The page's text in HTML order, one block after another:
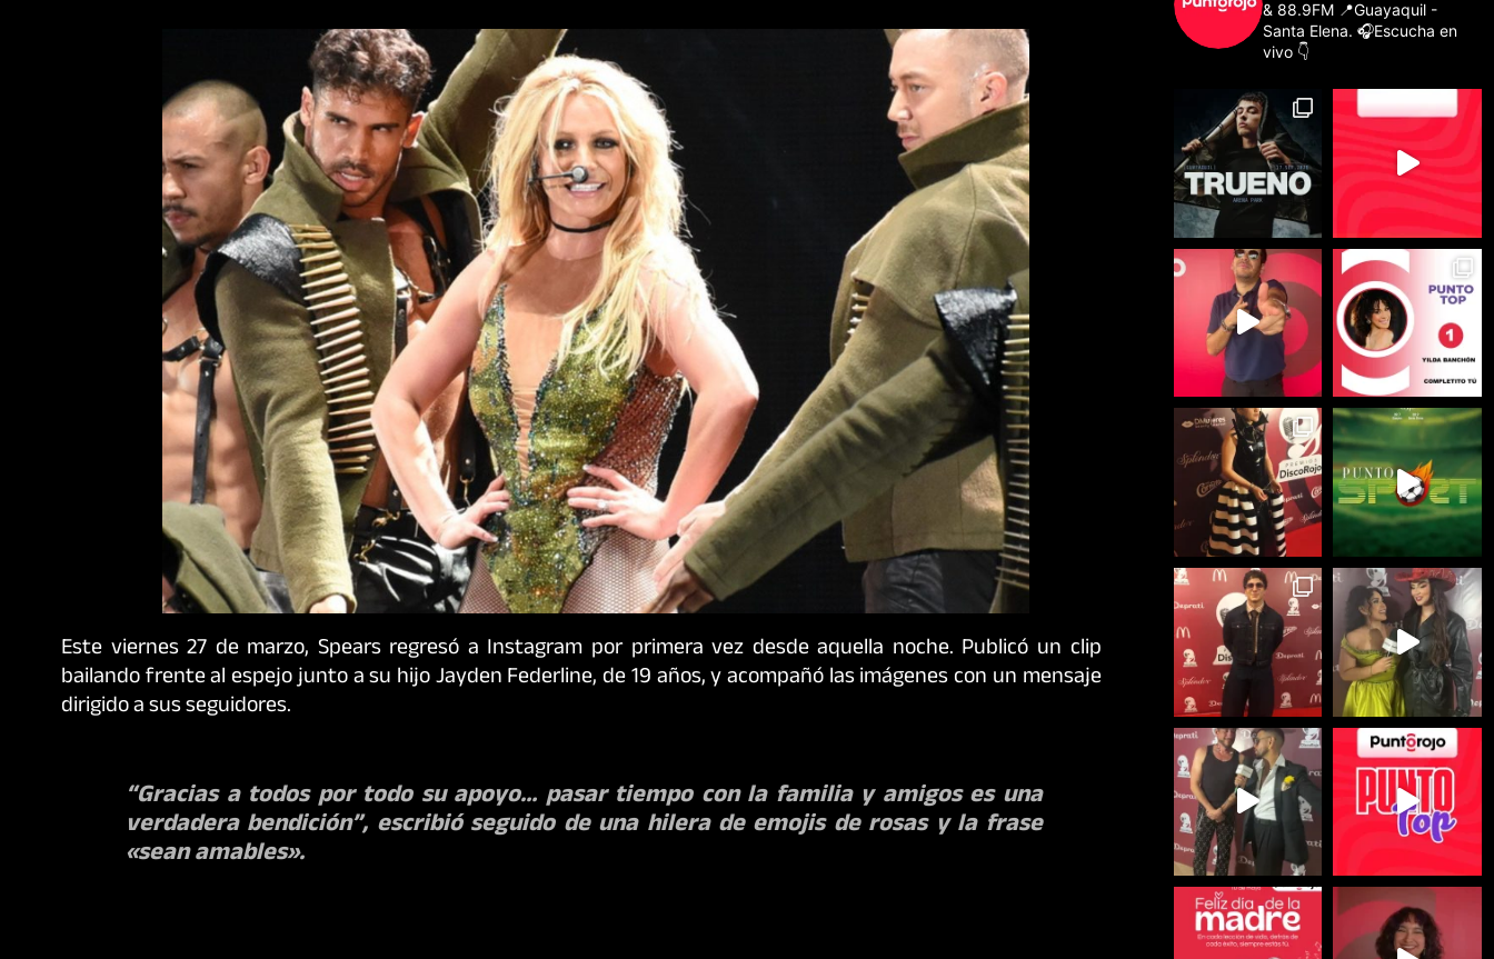
Este viernes 27 de marzo, Spears regresó a Instagram por primera vez desde aquella noche. Publicó un clip
bailando frente al espejo junto a su hijo Jayden Federline, de 19 años, y acompañó las imágenes con un mensaje
dirigido a sus seguidores.
“Gracias a todos por todo su apoyo… pasar tiempo con la familia y amigos es una
verdadera bendición”, escribió seguido de una hilera de emojis de rosas y la frase
«sean amables».
& 88.9FM📍Guayaquil -
Santa Elena. 🎧Escucha en
vivo 👇